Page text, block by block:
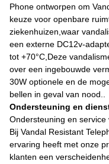
Phone ontworpen om
keuze voor openbare
ziekenhuizen,waar
een externe DC12v-
tot +70°C,Deze
over een ingebouwde
30W optionele en de
bellen in geval van nood..
Ondersteuning en
Ondersteuning en
Bij Vandal Resistant
ervaring heeft met onze
klanten een